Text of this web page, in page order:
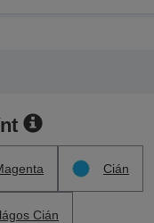
Cián
Cián